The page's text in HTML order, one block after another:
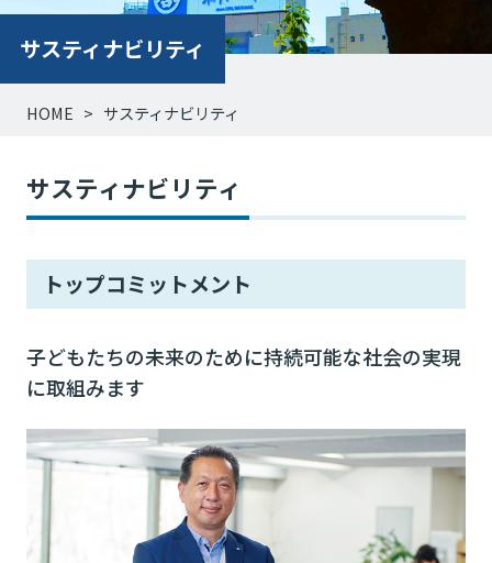
サスティナビリティ
HOME サスティナビリティ
サスティナビリティ
トップコミットメント
子どもたちの未来のために持続可能な社会の実現
に取組みます